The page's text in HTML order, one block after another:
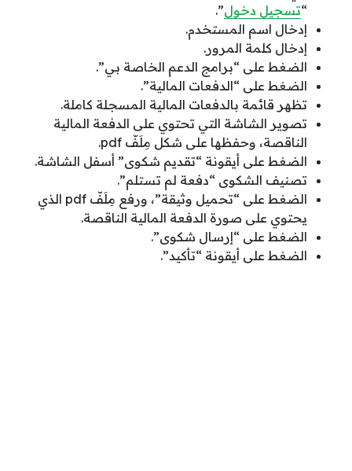
“تسجيل دخول”.
إدخال اسم المستخدم.
إدخال كلمة المرور.
الضغط على “برامج الدعم الخاصة بي”.
الضغط على “الدفعات المالية”.
تظهر قائمة بالدفعات المالية المسجلة كاملة.
تصوير الشاشة التي تحتوي على الدفعة المالية
الناقصة، وحفظها على شكل مِلَفّ pdf.
الضغط على أيقونة “تقديم شكوى” أسفل الشاشة.
تصنيف الشكوى “دفعة لم تستلم”.
الضغط على “تحميل وثيقة”، ورفع مِلَفّ pdf الذي
يحتوي على صورة الدفعة المالية الناقصة.
الضغط على “إرسال شكوى”.
الضغط على أيقونة “تأكيد”.